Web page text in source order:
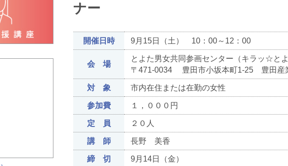
ナー
開催日時 9月15日（土） 10：00～12：00
会 場
とよた男女共同参画センター（キラッ☆と
〒471-0034 豊田市小坂本町1-25 豊田
対 象 市内在住または在勤の女性
参加費 １，０００円
定 員 ２０人
講 師 長野 美香
締 切 9月14日（金）